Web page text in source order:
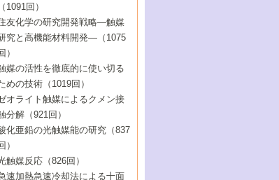
手研究者による触媒研究の未来展望
・研究所編
オン液体の応用
機能型リアクター
臨界流体を用いた化学プロセスの新
94回触媒討論会
ブナノレベルでみた新しい表面現象
レフィン重合触媒の新たな展
礎化学品製造の触媒技術
92回触媒討論会
礎化学品製造の触媒技術
源の循環と触媒技術
ノ材料の調製と機能化
んな触媒が欲しい
90回触媒討論会
媒研究と学術雑誌/情報
い世代からみた触媒化学の現状と未
体触媒とバイオプロセス
素製造・利用の触媒化学
媒研究における新しい切り口：コン
リアルケミストリー
88回触媒討論会特集号
業における触媒研究のブレークスル
の材料を触媒として使ってみません
85回触媒討論会
応ダイナミクス
媒のおもしろさをどのように伝える
86回触媒討論会
素化精製触媒の新しい展開
しい反応性と機能性を目指した金属
タ-化学
、穴、あな?-特異な空間とその利用-
83回触媒討論会
一系触媒反応最前線
用炭素材料の新展開
究の方法論を考える
能性金属材料と触媒
媒研究へのNMRの応用と展望
（1998年）
21世紀への提言/創立40周年記念・触
この10年の歩みとこれから/創立40周
81回触媒討論会
算機触媒化学へのさそい
媒劣化の制御と予測
新の実用プロセスと触媒
82回触媒討論会
一系と不均一系触媒反応-その特徴と
79回触媒討論会
新NO除去触媒の実用化研究
しい反応場を目指した触媒調製
応・分離技術の新しい展開
80回触媒討論会
（1996年）
媒の構造と触媒作用/C1化学を中心と
世紀への触媒
リンピックメダル:金・銀・銅はどん
作用を示すか
媒作用における機能の複合化
（1995年）
ァインケミカルズと固体触媒
75回触媒討論会
土類を利用した触媒
媒とリサイクル
ネルギー変換触媒
（1994年）
気化学と触媒
73回触媒討論会
化学の展開
通常号》
（1993年）
業触媒開発マニュアル―探索から工
で
71回触媒討論会
（1992年）
ンパクトを与えたこの研究
69回触媒討論会
（1991年）
媒プロセス開発マニュアル―探索か
（1990年）
（1091回）
友化学の研究開発戦略―触媒
究と高機能材料開発―（1075
）
媒の活性を徹底的に使い切る
めの技術（1019回）
オライト触媒によるクメン接
分解（921回）
化亜鉛の光触媒能の研究（837
）
触媒反応（826回）
速加熱急速冷却法による十面